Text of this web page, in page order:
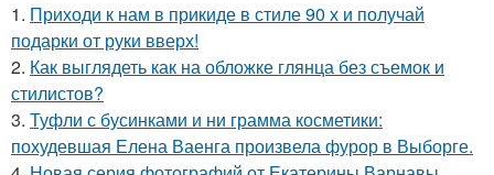
1. Приходи к нам в прикиде в стиле 90 х и получай
подарки от руки вверх!
2. Как выглядеть как на обложке глянца без съемок и
стилистов?
3. Туфли с бусинками и ни грамма косметики:
похудевшая Елена Ваенга произвела фурор в Выборге.